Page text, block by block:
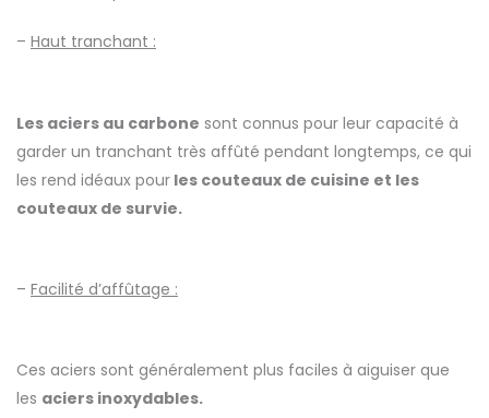
– Haut tranchant :
Les aciers au carbone sont connus pour leur capacité à
garder un tranchant très affûté pendant longtemps, ce qui
les rend idéaux pour les couteaux de cuisine et les
couteaux de survie.
– Facilité d’affûtage :
Ces aciers sont généralement plus faciles à aiguiser que
les aciers inoxydables.